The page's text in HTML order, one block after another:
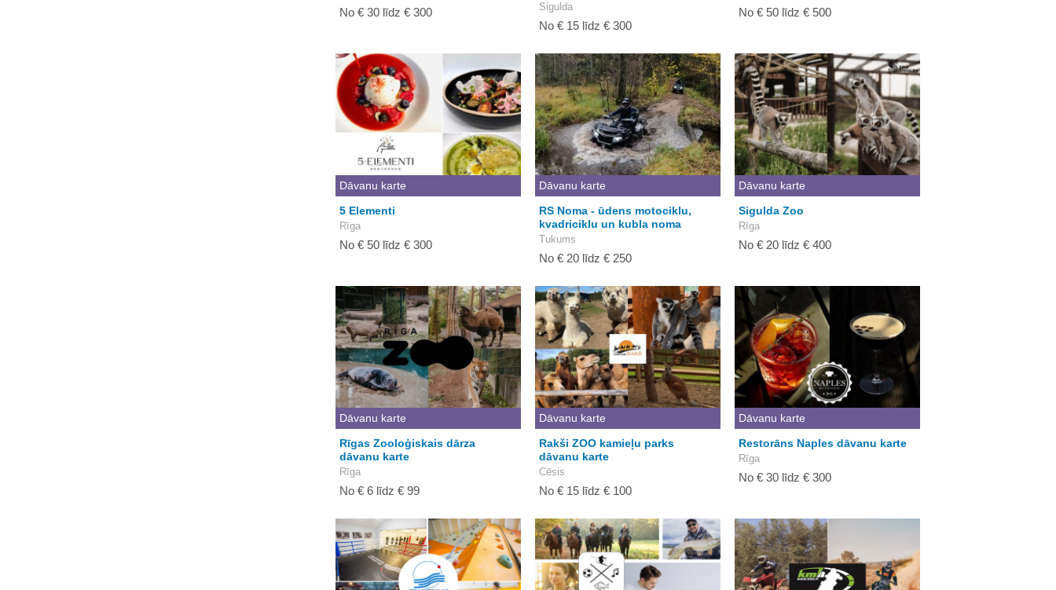
No € 30 līdz € 300 Sigulda
No € 15 līdz € 300
No € 50 līdz € 500
Dāvanu karte
5 Elementi
Rīga
No € 50 līdz € 300
Dāvanu karte
RS Noma - ūdens motociklu,
kvadriciklu un kubla noma
Tukums
No € 20 līdz € 250
Dāvanu karte
Sigulda Zoo
Rīga
No € 20 līdz € 400
Dāvanu karte
Rīgas Zooloģiskais dārza
dāvanu karte
Rīga
No € 6 līdz € 99
Dāvanu karte
Rakši ZOO kamieļu parks
dāvanu karte
Cēsis
No € 15 līdz € 100
Dāvanu karte
Restorāns Naples dāvanu karte
Rīga
No € 30 līdz € 300